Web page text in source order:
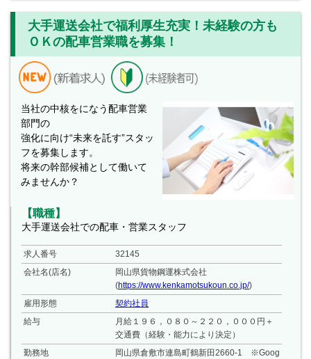
大手運送会社で福利厚生充実！未経験の方も
ＯＫの配車営業職を募集！
当社の中核をになう配車営業
部門の
強化に向け“未来を託す”スタッ
フを募集します。
将来の幹部候補として働いて
みませんか？
【職種】
大手運送会社での配車・営業スタッフ
求人番号
32145
会社名(店名)
岡山県貨物鋼運株式会社
(https://www.kenkamotsukoun.co.jp/)
雇用形態
契約社員
給与
月給１９６，０８０～２２０，０００円＋
交通費（経験・能力により決定）
勤務地
岡山県倉敷市連島町鶴新田2660-1 ※Goog